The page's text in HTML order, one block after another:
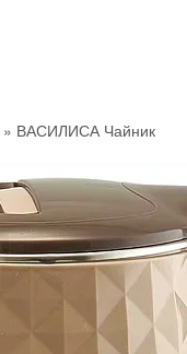
» ВАСИЛИСА Чайник